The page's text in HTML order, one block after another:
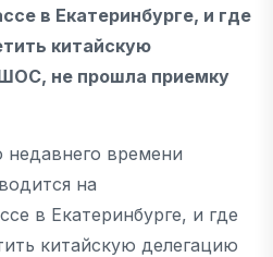
в Екатеринбурге, и где
китайскую
не прошла приемку
недавнего времени
на
в Екатеринбурге, и где
китайскую делегацию